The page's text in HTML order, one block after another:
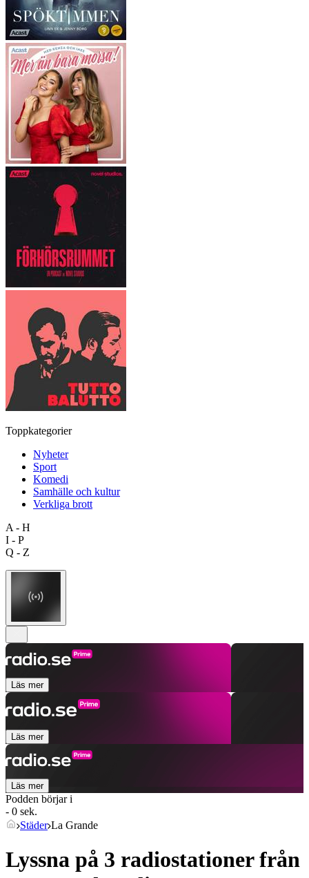
Toppkategorier
Nyheter
Sport
Komedi
Samhälle och kultur
Verkliga brott
A - H
I - P
Q - Z
Läs mer
Läs mer
Läs mer
Podden börjar i
- 0 sek.
Städer La Grande
Lyssna på 3 radiostationer från